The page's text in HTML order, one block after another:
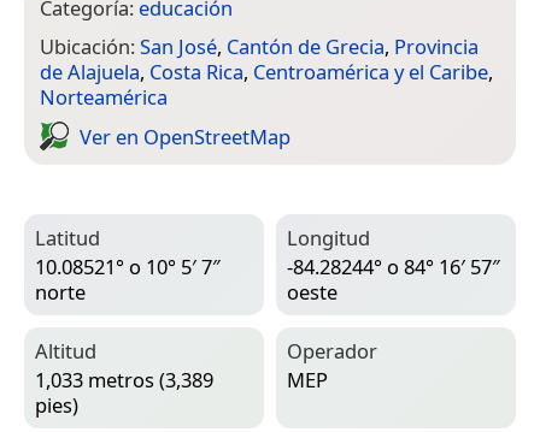
Categoría: educación
Ubicación:San José, Cantón de Grecia, Provincia
de Alajuela, Costa Rica, Centroamérica y el Caribe,
Norteamérica
Ver en Open­Street­Map
Latitud
10.08521° o 10° 5′ 7″
norte
Longitud
-84.28244° o 84° 16′ 57″
oeste
Altitud
1,033 metros (3,389
pies)
Operador
MEP